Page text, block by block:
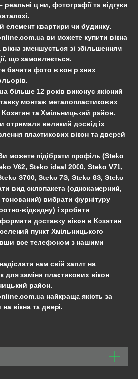
реальні ціни, фотографії та відгуки
елемент квартири чи будинку.
ви можете купити вікна
вікна зменшується зі збільшенням
що замовляється.
бачити фото вікон різних
більше 12 років виконує якісний
монтаж металопластикових
Козятин та Хмільницький район.
отримали великий досвід із
пластикових вікон та дверей
можете підібрати профіль (Steko
V62, Steko ideal 2000, Steko V71,
S700, Steko 7S, Steko 8S, Steko
вид склопакета (однокамерний,
вибрати фурнітуру
відкидну) і зробити
доставку вікон в Козятин
пункт Хмільницького
все телефоном з нашими
нам свій запит на
для заміни пластикових вікон
район.
найкраща якість за
вікна та двері.